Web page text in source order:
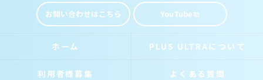
お問い合わせはこちら YouTube
ホーム PLUS ULTRAについて
利用者様募集 よくある質問